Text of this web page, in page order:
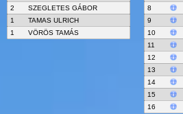
2
SZEGLETES GÁBOR
1
TAMAS ULRICH
1
VÖRÖS TAMÁS
8
9
10
11
12
13
14
15
16